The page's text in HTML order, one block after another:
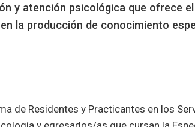
y atención psicológica que ofrece
la producción de conocimiento
de Residentes y Practicantes en los